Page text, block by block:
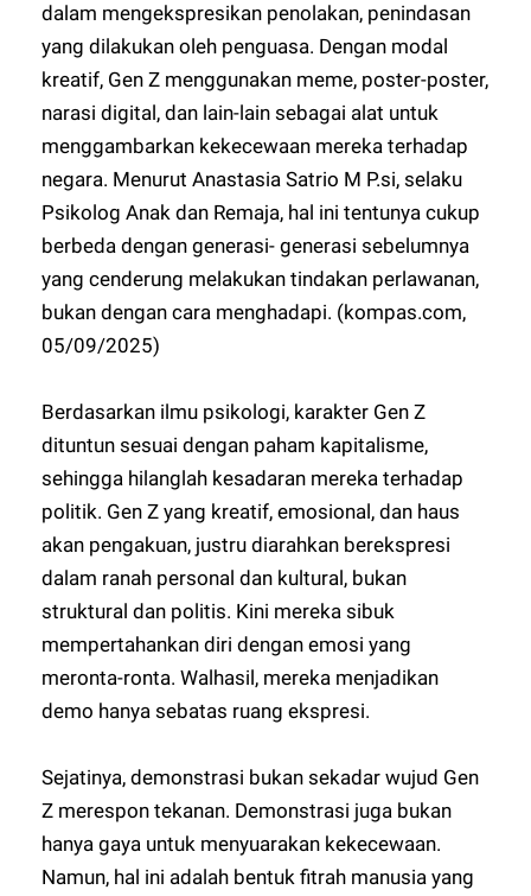
dalam mengekspresikan penolakan, penindasan
yang dilakukan oleh penguasa. Dengan modal
kreatif, Gen Z menggunakan meme, poster-poster,
narasi digital, dan lain-lain sebagai alat untuk
menggambarkan kekecewaan mereka terhadap
negara. Menurut Anastasia Satrio M P.si, selaku
Psikolog Anak dan Remaja, hal ini tentunya cukup
berbeda dengan generasi- generasi sebelumnya
yang cenderung melakukan tindakan perlawanan,
bukan dengan cara menghadapi. (kompas.com,
05/09/2025)
Berdasarkan ilmu psikologi, karakter Gen Z
dituntun sesuai dengan paham kapitalisme,
sehingga hilanglah kesadaran mereka terhadap
politik. Gen Z yang kreatif, emosional, dan haus
akan pengakuan, justru diarahkan berekspresi
dalam ranah personal dan kultural, bukan
struktural dan politis. Kini mereka sibuk
mempertahankan diri dengan emosi yang
meronta-ronta. Walhasil, mereka menjadikan
demo hanya sebatas ruang ekspresi.
Sejatinya, demonstrasi bukan sekadar wujud Gen
Z merespon tekanan. Demonstrasi juga bukan
hanya gaya untuk menyuarakan kekecewaan.
Namun, hal ini adalah bentuk fitrah manusia yang